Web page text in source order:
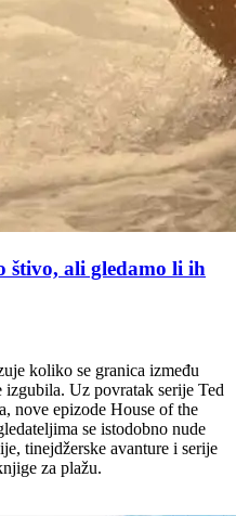
štivo, ali gledamo li ih
koliko se granica između
izgubila. Uz povratak serije Ted
nove epizode House of the
se istodobno nude
tinejdžerske avanture i serije
za plažu.